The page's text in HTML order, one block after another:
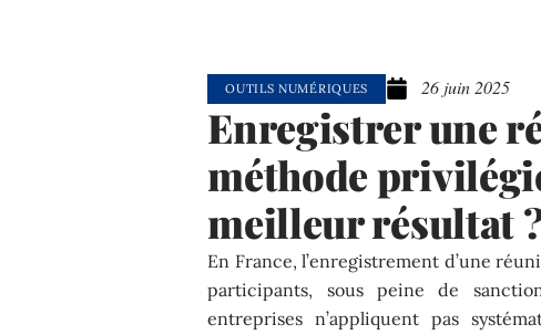
OUTILS NUMÉRIQUES 26 juin 2025
Enregistrer une
méthode
meilleur résultat
En France, l’enregistrement d’une
participants, sous peine de
entreprises n’appliquent pas